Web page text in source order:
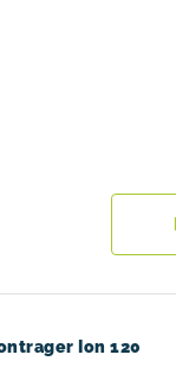
Ion 120